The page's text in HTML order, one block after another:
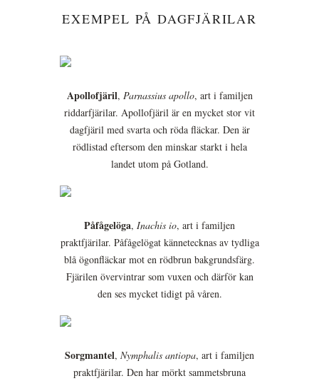
EXEMPEL PÅ DAGFJÄRILAR
Apollofjäril, Parnassius apollo, art i familjen
riddarfjärilar. Apollofjäril är en mycket stor vit
dagfjäril med svarta och röda fläckar. Den är
rödlistad eftersom den minskar starkt i hela
landet utom på Gotland.
Påfågelöga, Inachis io, art i familjen
praktfjärilar. Påfågelögat kännetecknas av tydliga
blå ögonfläckar mot en rödbrun bakgrundsfärg.
Fjärilen övervintrar som vuxen och därför kan
den ses mycket tidigt på våren.
Sorgmantel, Nymphalis antiopa, art i familjen
praktfjärilar. Den har mörkt sammetsbruna